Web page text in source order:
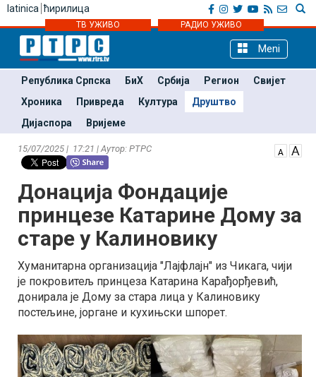
latinica ћирилица
ТВ УЖИВО РАДИО УЖИВО
Meni
Република Српска БиХ Србија Регион
Свијет
Хроника
Привреда Култура
Друштво
Дијаспора
Вријеме
15/07/2025 | 17:21 | Аутор: РТРС
Донација Фондације
принцезе Катарине Дому за
старе у Калиновику
Хуманитарна организација "Лајфлајн" из Чикага, чији
је покровитељ принцеза Катарина Карађорђевић,
донирала је Дому за стара лица у Калиновику
постељине, јоргане и кухињски шпорет.